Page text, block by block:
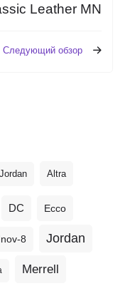
Leather MN
Следующий обзор
Altra
DC Ecco
8 Jordan
Merrell